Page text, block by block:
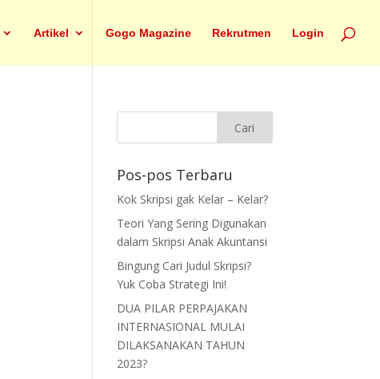
Artikel Gogo Magazine Rekrutmen Login
Pos-pos Terbaru
Kok Skripsi gak Kelar – Kelar?
Teori Yang Sering Digunakan
dalam Skripsi Anak Akuntansi
Bingung Cari Judul Skripsi?
Yuk Coba Strategi Ini!
DUA PILAR PERPAJAKAN
INTERNASIONAL MULAI
DILAKSANAKAN TAHUN
2023?